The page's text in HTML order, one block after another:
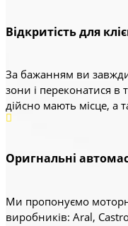
Відкритість для
За бажанням ви
зони і переконатися в
дійсно мають місце, а
Оригнальні
Ми пропонуємо
виробників: Aral,